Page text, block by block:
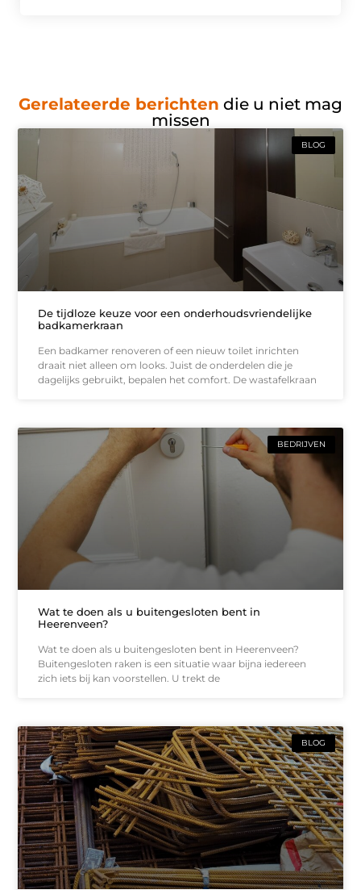
Gerelateerde berichten die u niet mag
missen
BLOG
De tijdloze keuze voor een onderhoudsvriendelijke
badkamerkraan
Een badkamer renoveren of een nieuw toilet inrichten
draait niet alleen om looks. Juist de onderdelen die je
dagelijks gebruikt, bepalen het comfort. De wastafelkraan
BEDRIJVEN
Wat te doen als u buitengesloten bent in
Heerenveen?
Wat te doen als u buitengesloten bent in Heerenveen?
Buitengesloten raken is een situatie waar bijna iedereen
zich iets bij kan voorstellen. U trekt de
BLOG